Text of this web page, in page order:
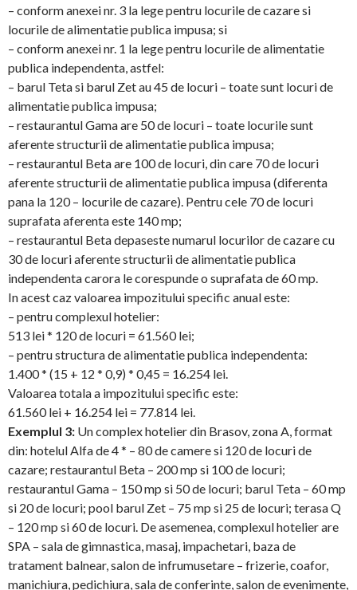
– conform anexei nr. 3 la lege pentru locurile de cazare si
locurile de alimentatie publica impusa; si
– conform anexei nr. 1 la lege pentru locurile de alimentatie
publica independenta, astfel:
– barul Teta si barul Zet au 45 de locuri – toate sunt locuri de
alimentatie publica impusa;
– restaurantul Gama are 50 de locuri – toate locurile sunt
aferente structurii de alimentatie publica impusa;
– restaurantul Beta are 100 de locuri, din care 70 de locuri
aferente structurii de alimentatie publica impusa (diferenta
pana la 120 – locurile de cazare). Pentru cele 70 de locuri
suprafata aferenta este 140 mp;
– restaurantul Beta depaseste numarul locurilor de cazare cu
30 de locuri aferente structurii de alimentatie publica
independenta carora le corespunde o suprafata de 60 mp.
In acest caz valoarea impozitului specific anual este:
– pentru complexul hotelier:
513 lei * 120 de locuri = 61.560 lei;
– pentru structura de alimentatie publica independenta:
1.400 * (15 + 12 * 0,9) * 0,45 = 16.254 lei.
Valoarea totala a impozitului specific este:
61.560 lei + 16.254 lei = 77.814 lei.
Exemplul 3: Un complex hotelier din Brasov, zona A, format
din: hotelul Alfa de 4 * – 80 de camere si 120 de locuri de
cazare; restaurantul Beta – 200 mp si 100 de locuri;
restaurantul Gama – 150 mp si 50 de locuri; barul Teta – 60 mp
si 20 de locuri; pool barul Zet – 75 mp si 25 de locuri; terasa Q
– 120 mp si 60 de locuri. De asemenea, complexul hotelier are
SPA – sala de gimnastica, masaj, impachetari, baza de
tratament balnear, salon de infrumusetare – frizerie, coafor,
manichiura, pedichiura, sala de conferinte, salon de evenimente,